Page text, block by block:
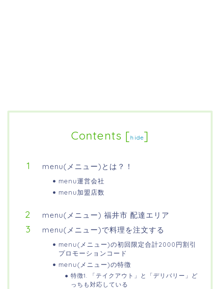
Contents [hide]
menu(メニュー)とは？！
menu運営会社
menu加盟店数
menu(メニュー) 福井市 配達エリア
menu(メニュー)で料理を注文する
menu(メニュー)の初回限定合計2000円割引
プロモーションコード
menu(メニュー)の特徴
特徴1. 「テイクアウト」と「デリバリー」ど
っちも対応している